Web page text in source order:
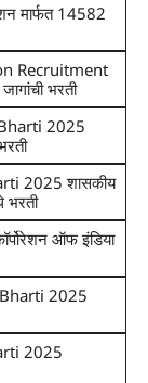
मार्फत 14582
Recruitment
भरती
2025
2025 शासकीय
भरती
ऑफ इंडिया
2025
2025